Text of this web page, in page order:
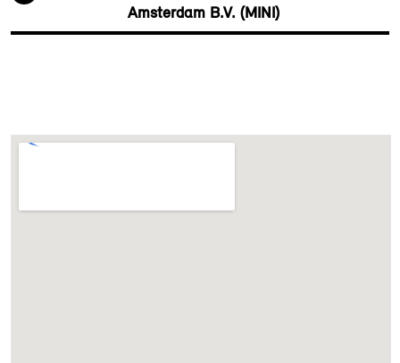
LED-koplampen met uitgebreide functies
Comfort Access
Parking Assistant
Amsterdam B.V. (MINI)